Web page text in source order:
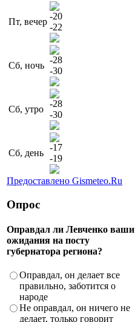
Пт, вечер
-20
-22
Сб, ночь
-28
-30
Сб, утро
-28
-30
Сб, день
-17
-19
Предоставлено Gismeteo.Ru
Опрос
Оправдал ли Левченко ваши
ожидания на посту
губернатора региона?
Оправдал, он делает все
правильно, заботится о
народе
Не оправдал, он ничего не
делает, только говорит